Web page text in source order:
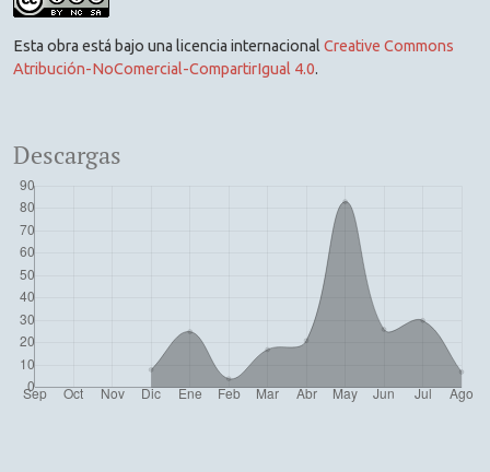
Esta obra está bajo una licencia internacional Creative Commons
Atribución-NoComercial-CompartirIgual 4.0.
Descargas